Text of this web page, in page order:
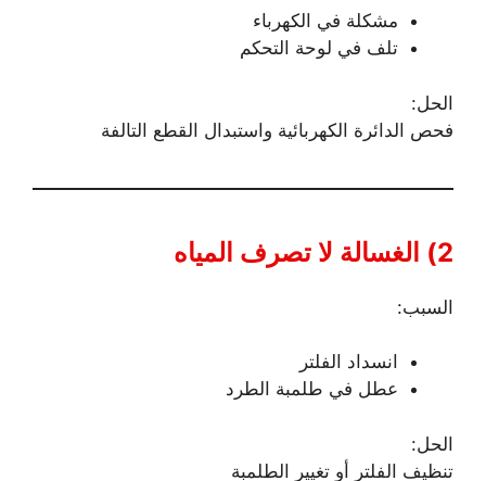
مشكلة في الكهرباء
تلف في لوحة التحكم
الحل:
فحص الدائرة الكهربائية واستبدال القطع التالفة
2) الغسالة لا تصرف المياه
السبب:
انسداد الفلتر
عطل في طلمبة الطرد
الحل:
تنظيف الفلتر أو تغيير الطلمبة